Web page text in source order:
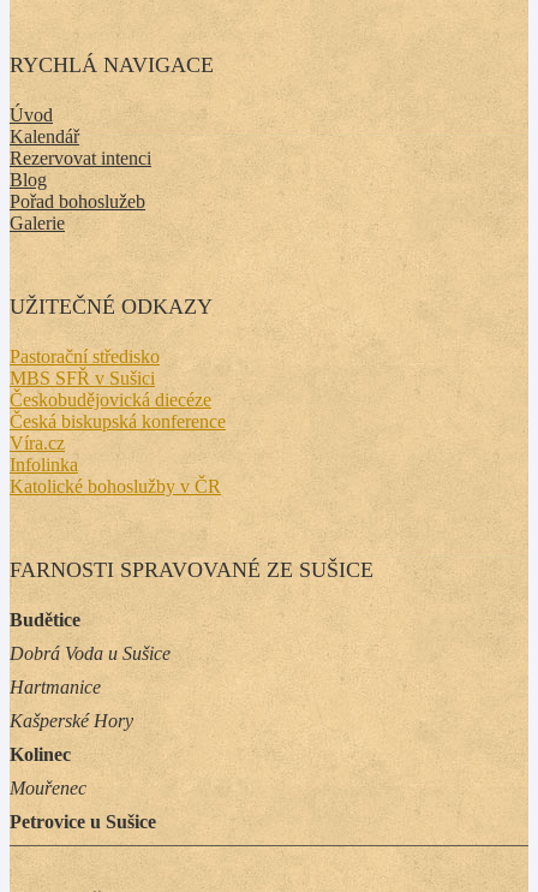
RYCHLÁ NAVIGACE
Úvod
Kalendář
Rezervovat intenci
Blog
Pořad bohoslužeb
Galerie
UŽITEČNÉ ODKAZY
Pastorační středisko
MBS SFŘ v Sušici
Českobudějovická diecéze
Česká biskupská konference
Víra.cz
Infolinka
Katolické bohoslužby v ČR
FARNOSTI SPRAVOVANÉ ZE SUŠICE
Budětice
Dobrá Voda u Sušice
Hartmanice
Kašperské Hory
Kolinec
Mouřenec
Petrovice u Sušice